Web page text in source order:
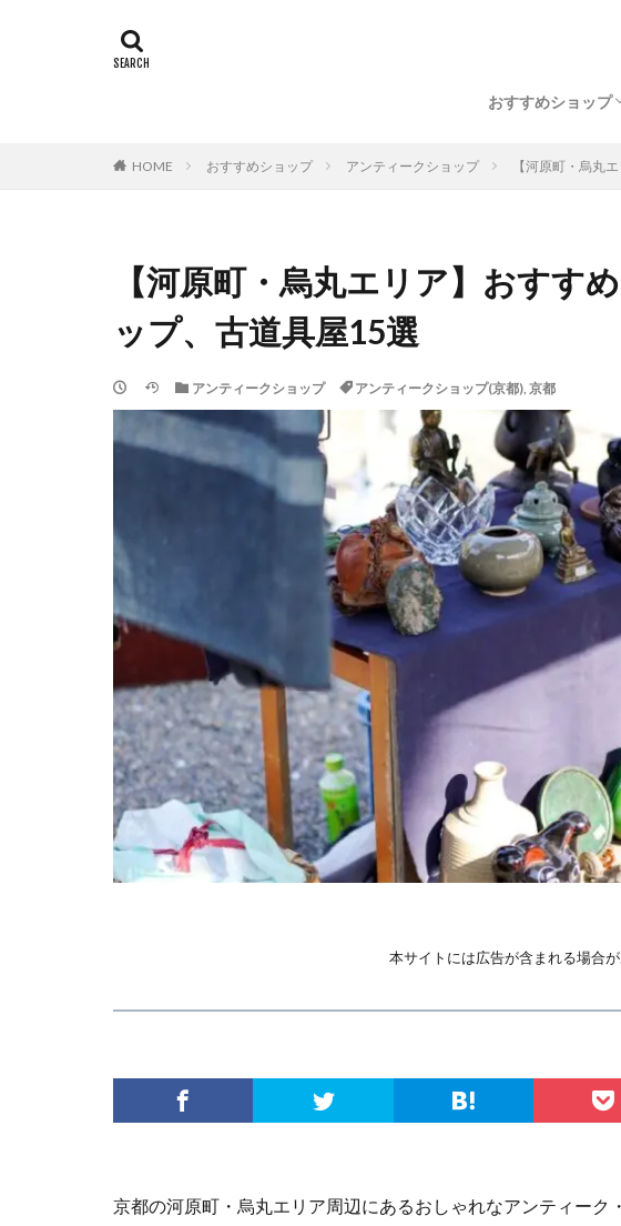
おすすめショップ
HOME おすすめショップ アンティークショップ 【河原町・烏丸
【河原町・烏丸エリア】おすす
ップ、古道具屋15選
アンティークショップ アンティークショップ(京都), 京都
本サイトには広告が含まれる場合
京都の河原町・烏丸エリア周辺にあるおしゃれなアンティーク